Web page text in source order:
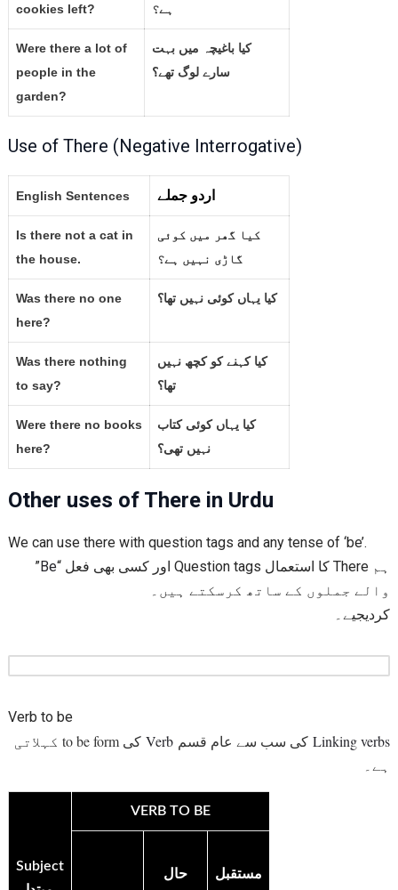
cookies left? ہے؟
Were there a lot of
people in the
garden?
کیا باغیچہ میں بہت
سارے لوگ تھے؟
Use of There (Negative Interrogative)
English Sentences اردو جملے
Is there not a cat in
the house.
کیا گھر میں کوئی
گاڑی نہیں ہے؟
Was there no one
here?
کیا یہاں کوئی نہیں تھا؟
Was there nothing
to say?
کیا کہنے کو کچھ نہیں
تھا؟
Were there no books
here?
کیا یہاں کوئی کتاب
نہیں تھی؟
Other uses of There in Urdu
We can use there with question tags and any tense of ‘be’.
ہم There کا استعمال Question tags اور کسی بھی فعل “
Be
”
والے جملوں کے ساتھ کرسکتے ہیں۔
کردیجیے۔
Verb to be
Linking verbsکی سب سے عام قسم Verb
کی to be form کہلاتی
ہے۔
Subject
VERB TO BE
حال
مستقبل